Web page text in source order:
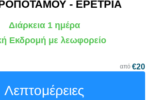
- ΕΡΕΤΡΙΑ
Διάρκεια 1 ημέρα
Εκδρομή με λεωφορείο
από €20
Λεπτομέρειες